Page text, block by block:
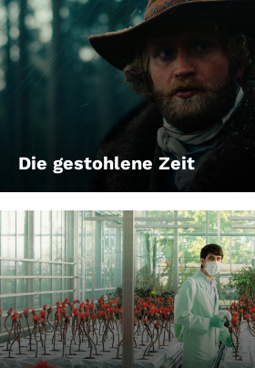
Die gestohlene Zeit